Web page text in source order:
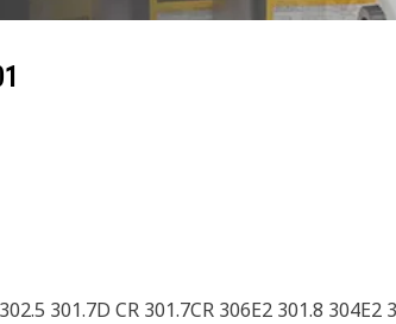
301.7D CR 301.7CR 306E2 301.8